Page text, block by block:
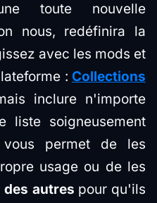
toute nouvelle
nous, redéfinira la
avec les mods et
: Collections
inclure n'importe
liste soigneusement
permet de les
usage ou de les
autres pour qu'ils